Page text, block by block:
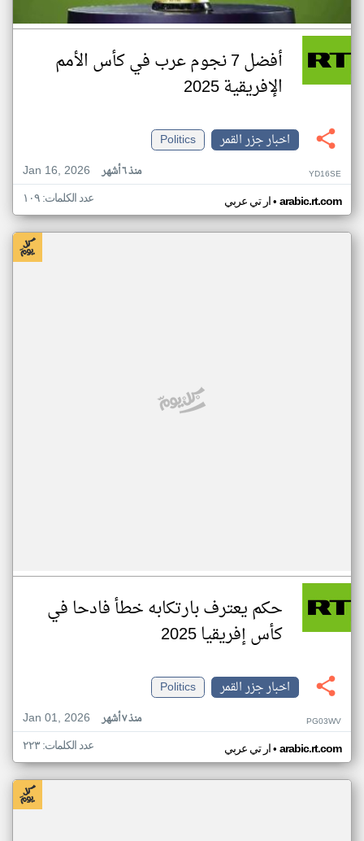
أفضل 7 نجوم عرب في كأس الأمم
الإفريقية 2025
اخبار جزر القمر
Politics
Jan 16, 2026
منذ ٦ أشهر YD16SE
ار تي عربي• arabic.rt.com عدد الكلمات: ١٠٩
حكم يعترف بارتكابه خطأ فادحا في
كأس إفريقيا 2025
اخبار جزر القمر
Politics
Jan 01, 2026
منذ ٧ أشهر PG03WV
ار تي عربي• arabic.rt.com عدد الكلمات: ٢٢٣